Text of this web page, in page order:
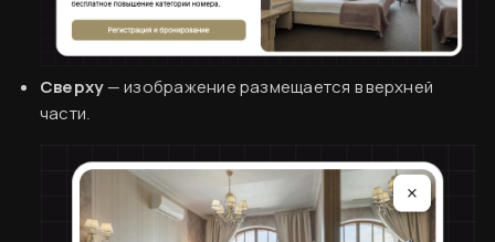
Сверху— изображение размещается в верхней
части.